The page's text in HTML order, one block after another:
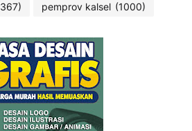
pemprov kalsel (1000)